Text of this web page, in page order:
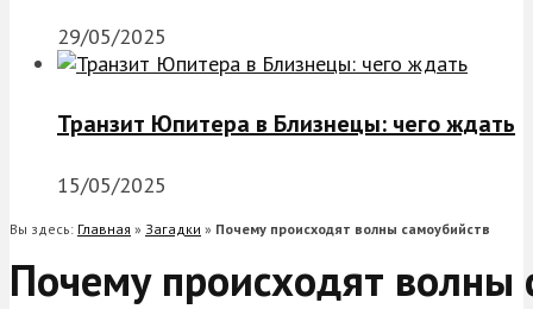
29/05/2025
Транзит Юпитера в Близнецы: чего ждать
15/05/2025
Вы здесь: Главная » Загадки » Почему происходят волны самоубийств
Почему происходят волны